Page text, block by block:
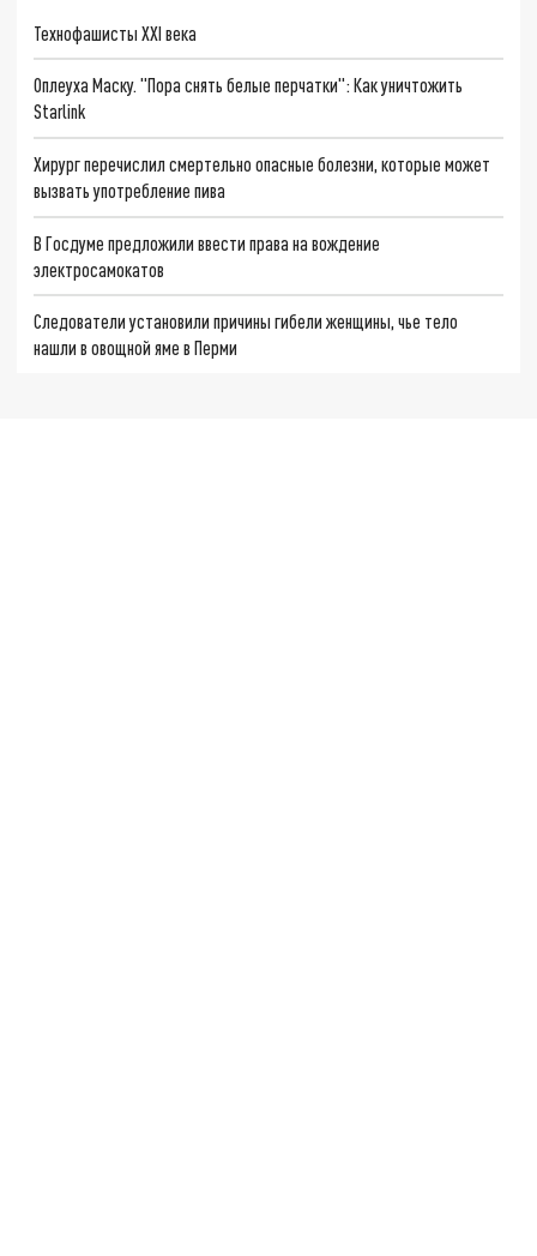
Технофашисты XXI века
Оплеуха Маску. "Пора снять белые перчатки": Как уничтожить
Starlink
Хирург перечислил смертельно опасные болезни, которые может
вызвать употребление пива
В Госдуме предложили ввести права на вождение
электросамокатов
Следователи установили причины гибели женщины, чье тело
нашли в овощной яме в Перми